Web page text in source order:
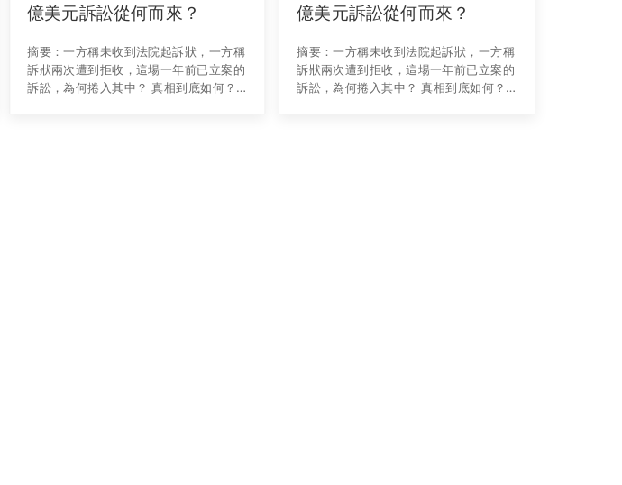
億美元訴訟從何而來？
摘要：一方稱未收到法院起訴狀，一方稱
訴狀兩次遭到拒收，這場一年前已立案的
訴訟，為何捲入其中？ 真相到底如何？
億美元訴訟從何而來？
摘要：一方稱未收到法院起訴狀，一方稱
訴狀兩次遭到拒收，這場一年前已立案的
訴訟，為何捲入其中？ 真相到底如何？